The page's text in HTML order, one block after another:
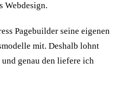
Webdesign.
Pagebuilder seine eigenen
mit. Deshalb lohnt
genau den liefere ich